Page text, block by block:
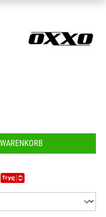
Wert ein oder